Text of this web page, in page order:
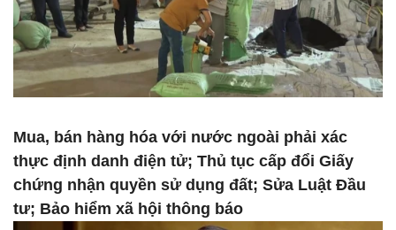
Mua, bán hàng hóa với nước ngoài phải xác
thực định danh điện tử; Thủ tục cấp đổi Giấy
chứng nhận quyền sử dụng đất; Sửa Luật Đầu
tư; Bảo hiểm xã hội thông báo